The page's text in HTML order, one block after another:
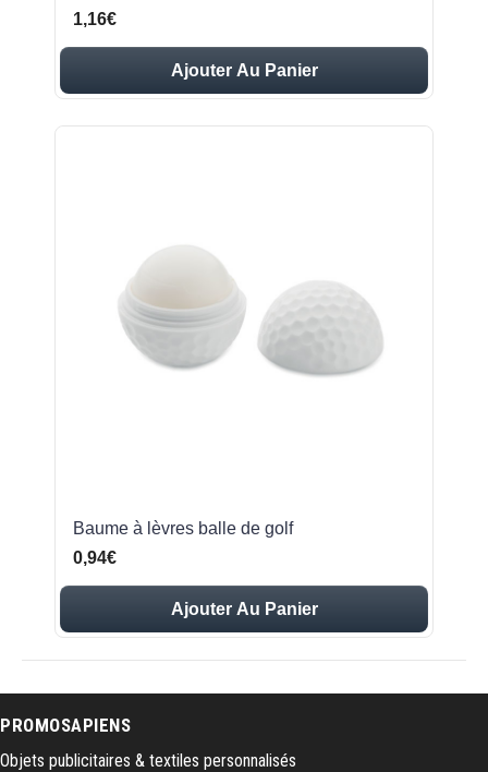
1,16€
Ajouter Au Panier
Baume à lèvres balle de golf
0,94€
Ajouter Au Panier
PROMOSAPIENS
Objets publicitaires & textiles personnalisés